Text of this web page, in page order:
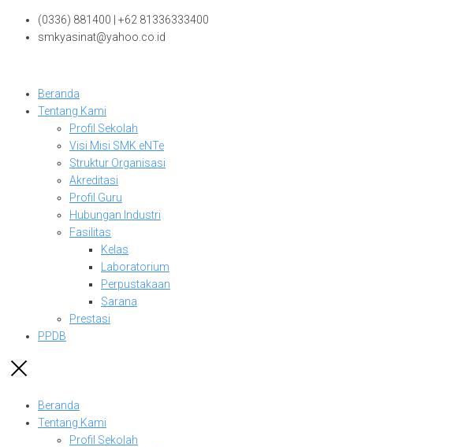
Skip
(0336) 881400 | +62 81336333400
smkyasinat@yahoo.co.id
Beranda
Tentang Kami
Profil Sekolah
Visi Misi SMK eNTe
Struktur Organisasi
Akreditasi
Profil Guru
Hubungan Industri
Fasilitas
Kelas
Laboratorium
Perpustakaan
Sarana
Prestasi
PPDB
Beranda
Tentang Kami
Profil Sekolah